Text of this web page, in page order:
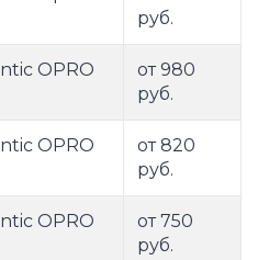
руб.
OPRO
от 980
руб.
OPRO
от 820
руб.
OPRO
от 750
руб.